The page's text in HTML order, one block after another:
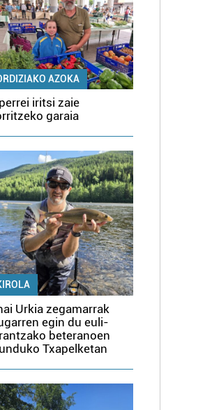
AZOKA
iritsi zaie
garaia
Urkia zegamarrak
egin du euli-
beteranoen
Txapelketan